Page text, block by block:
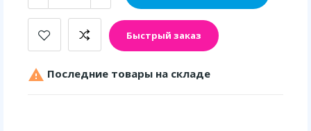
Быстрый заказ
 Последние товары на складе